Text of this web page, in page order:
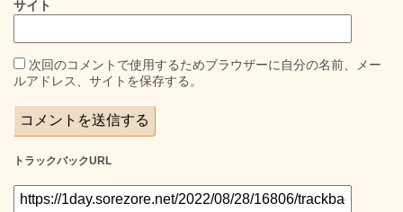
サイト
次回のコメントで使用するためブラウザーに自分の名前、メー
ルアドレス、サイトを保存する。
トラックバックURL